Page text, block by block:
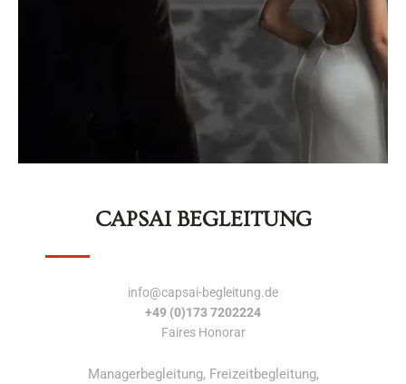
CAPSAI BEGLEITUNG
info@capsai-begleitung.de
+49 (0)173 7202224
Faires Honorar
Managerbegleitung, Freizeitbegleitung,